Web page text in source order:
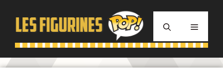
contenu
MENU